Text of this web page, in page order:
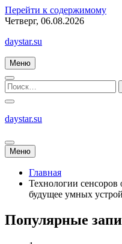
Перейти к содержимому
Четверг, 06.08.2026
daystar.su
Меню
daystar.su
Меню
Главная
Технологии
будущее умных
Популярные